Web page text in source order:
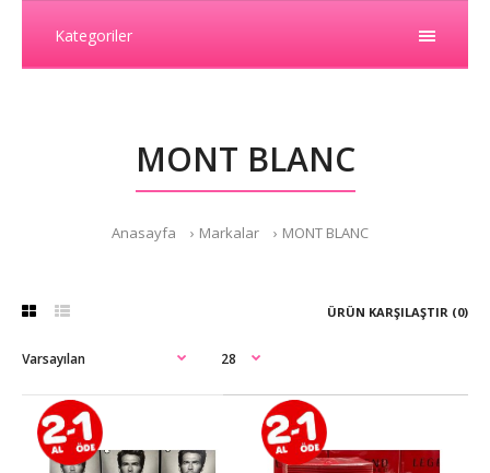
Kategoriler
MONT BLANC
Anasayfa Markalar MONT BLANC
ÜRÜN KARŞILAŞTIR (0)